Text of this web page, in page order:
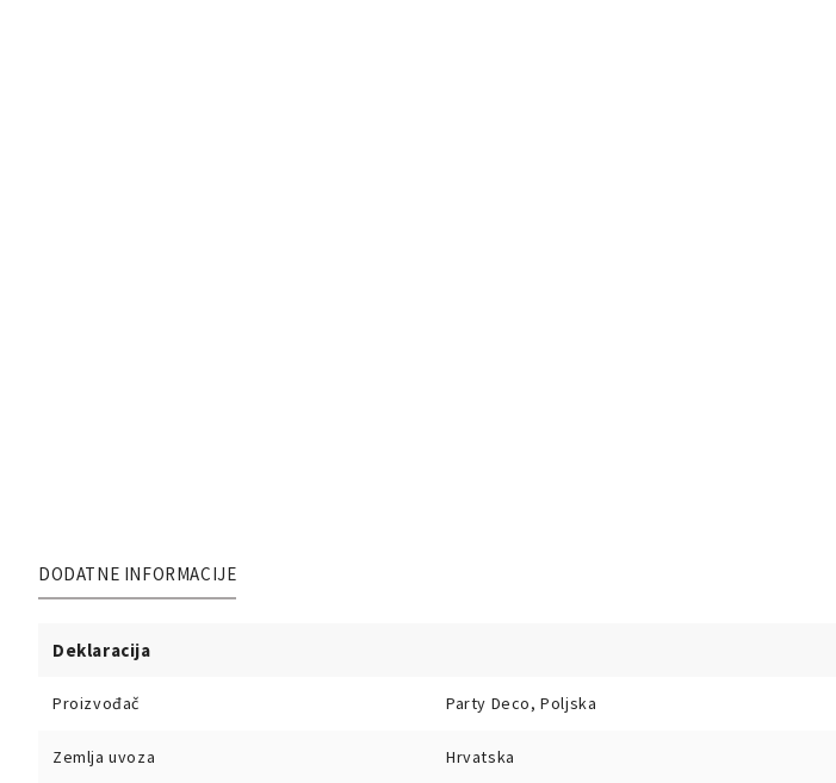
DODATNE INFORMACIJE
Deklaracija
Proizvođač Party Deco, Poljska
Zemlja uvoza Hrvatska